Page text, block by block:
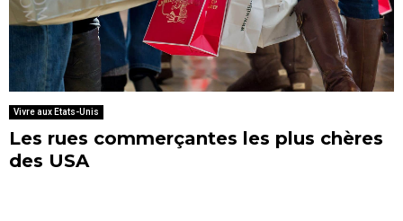
Vivre aux Etats-Unis
Les rues commerçantes les plus chères
des USA